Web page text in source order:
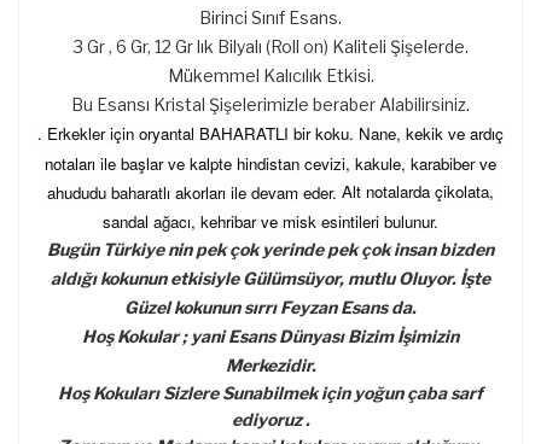
Birinci Sınıf Esans.
3 Gr , 6 Gr, 12 Gr lık Bilyalı (Roll on) Kaliteli Şişelerde.
Mükemmel Kalıcılık Etkisi.
Bu Esansı Kristal Şişelerimizle beraber Alabilirsiniz.
. Erkekler için oryantal BAHARATLI bir koku. Nane, kekik ve ardıç
notaları ile başlar ve kalpte hindistan cevizi, kakule, karabiber ve
ahududu baharatlı akorları ile devam eder. Alt notalarda çikolata,
sandal ağacı, kehribar ve misk esintileri bulunur.
Bugün Türkiye nin pek çok yerinde pek çok insan bizden
aldığı kokunun etkisiyle Gülümsüyor, mutlu Oluyor. İşte
Güzel kokunun sırrı Feyzan Esans da.
Hoş Kokular ; yani Esans Dünyası Bizim İşimizin
Merkezidir.
Hoş Kokuları Sizlere Sunabilmek için yoğun çaba sarf
ediyoruz .